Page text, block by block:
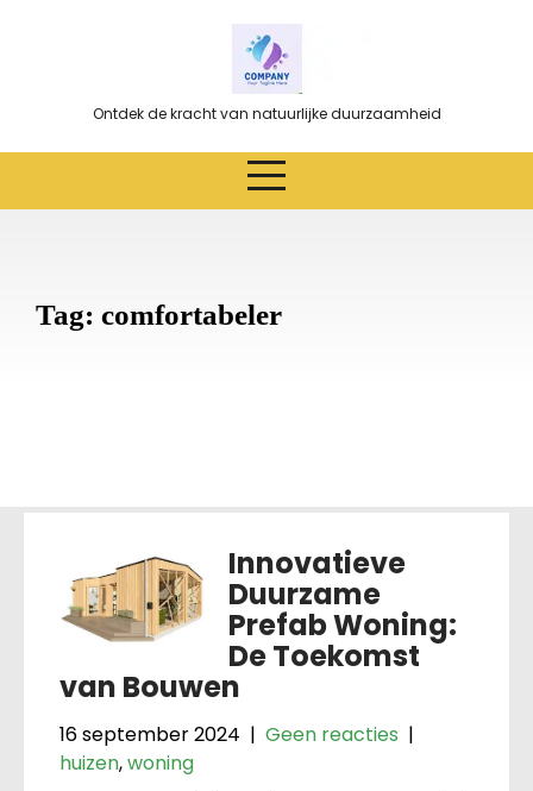
Ontdek de kracht van natuurlijke duurzaamheid
Tag: comfortabeler
Innovatieve
Duurzame
Prefab Woning:
De Toekomst
van Bouwen
16 september 2024 | Geen reacties |
huizen,woning